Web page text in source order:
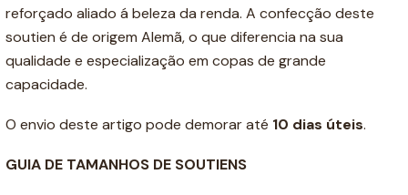
reforçado aliado á beleza da renda. A confecção deste
soutien é de origem Alemã, o que diferencia na sua
qualidade e especialização em copas de grande
capacidade.
O envio deste artigo pode demorar até 10 dias úteis.
GUIA DE TAMANHOS DE SOUTIENS